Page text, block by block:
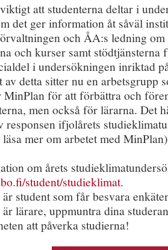
att studenterna deltar i
det ger information åt såväl
och ÅA:s ledning
och kurser samt
i undersökningen inriktad
av detta sitter nu en arbetsgrupp
MinPlan för att förbättra och
men också för lärarna. Det
responsen ifjolårets
mer om arbetet med
om årets
student/studieklimat.
student som får besvara
lärare, uppmuntra dina
att påverka studierna!